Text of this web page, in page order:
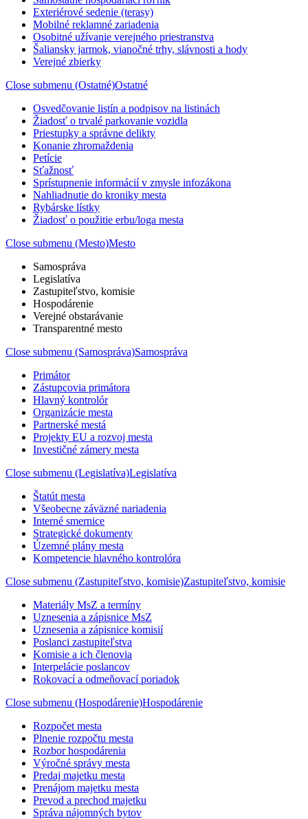
Exteriérové sedenie (terasy)
Mobilné reklamné zariadenia
Osobitné užívanie verejného priestranstva
Šaliansky jarmok, vianočné trhy, slávnosti a hody
Verejné zbierky
Close submenu (Ostatné)Ostatné
Osvedčovanie listín a podpisov na listinách
Žiadosť o trvalé parkovanie vozidla
Priestupky a správne delikty
Konanie zhromaždenia
Petície
Sťažnosť
Sprístupnenie informácií v zmysle infozákona
Nahliadnutie do kroniky mesta
Rybárske lístky
Žiadosť o použitie erbu/loga mesta
Close submenu (Mesto)Mesto
Samospráva
Legislatíva
Zastupiteľstvo, komisie
Hospodárenie
Verejné obstarávanie
Transparentné mesto
Close submenu (Samospráva)Samospráva
Primátor
Zástupcovia primátora
Hlavný kontrolór
Organizácie mesta
Partnerské mestá
Projekty EU a rozvoj mesta
Investičné zámery mesta
Close submenu (Legislatíva)Legislatíva
Štatút mesta
Všeobecne záväzné nariadenia
Interné smernice
Strategické dokumenty
Územné plány mesta
Kompetencie hlavného kontrolóra
Close submenu (Zastupiteľstvo, komisie)Zastupiteľstvo, komisie
Materiály MsZ a termíny
Uznesenia a zápisnice MsZ
Uznesenia a zápisnice komisií
Poslanci zastupiteľstva
Komisie a ich členovia
Interpelácie poslancov
Rokovací a odmeňovací poriadok
Close submenu (Hospodárenie)Hospodárenie
Rozpočet mesta
Plnenie rozpočtu mesta
Rozbor hospodárenia
Výročné správy mesta
Predaj majetku mesta
Prenájom majetku mesta
Prevod a prechod majetku
Správa nájomných bytov